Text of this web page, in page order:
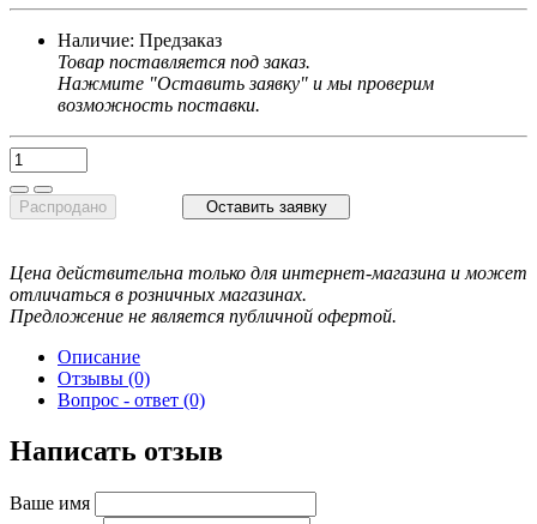
Наличие: Предзаказ
Товар поставляется под заказ.
Нажмите "Оставить заявку" и мы проверим
возможность поставки.
Распродано Оставить заявку
Цена действительна только для интернет-магазина и может
отличаться в розничных магазинах.
Предложение не является публичной офертой.
Описание
Отзывы (0)
Вопрос - ответ (0)
Написать отзыв
Ваше имя